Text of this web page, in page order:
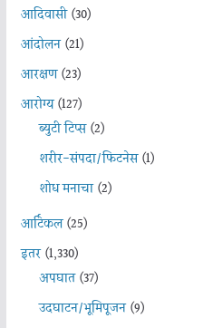
आदिवासी(30)
आंदोलन(21)
आरक्षण(23)
आरोग्य(127)
ब्युटी टिप्स(2)
शरीर-संपदा/फिटनेस(1)
शोध मनाचा(2)
आर्टिकल(25)
इतर(1,330)
अपघात(37)
उदघाटन/भूमिपूजन(9)